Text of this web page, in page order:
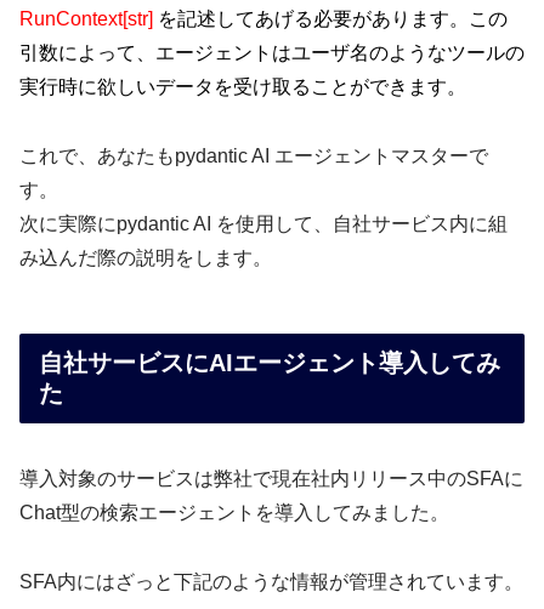
RunContext[str] を記述してあげる必要があります。この
引数によって、エージェントはユーザ名のようなツールの
実行時に欲しいデータを受け取ることができます。
これで、あなたもpydantic AI エージェントマスターで
す。
次に実際にpydantic AI を使用して、自社サービス内に組
み込んだ際の説明をします。
自社サービスにAIエージェント導入してみ
た
導入対象のサービスは弊社で現在社内リリース中のSFAに
Chat型の検索エージェントを導入してみました。
SFA内にはざっと下記のような情報が管理されています。